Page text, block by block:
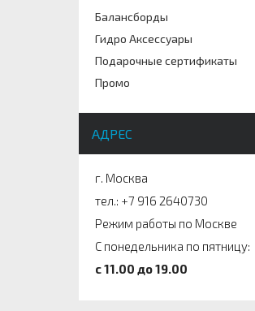
Балансборды
Гидро Аксессуары
Подарочные сертификаты
Промо
АДРЕС
г. Москва
тел.: +7 916 2640730
Режим работы по Москве
С понедельника по пятницу:
c 11.00 до 19.00